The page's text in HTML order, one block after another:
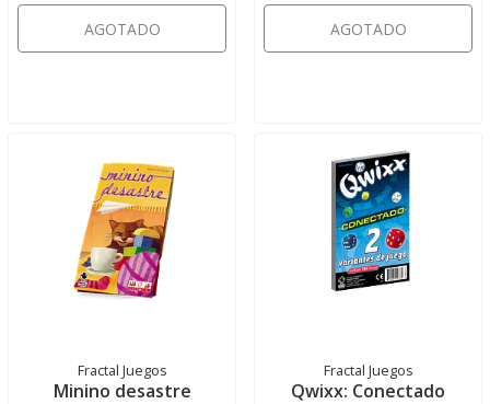
AGOTADO AGOTADO
Fractal Juegos
Minino desastre
Fractal Juegos
Qwixx: Conectado